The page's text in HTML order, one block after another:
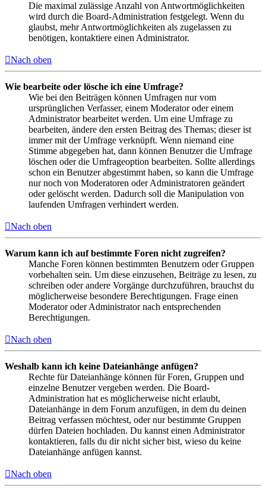
Die maximal zulässige Anzahl von Antwortmöglichkeiten
wird durch die Board-Administration festgelegt. Wenn du
glaubst, mehr Antwortmöglichkeiten als zugelassen zu
benötigen, kontaktiere einen Administrator.
Nach oben
Wie bearbeite oder lösche ich eine Umfrage?
Wie bei den Beiträgen können Umfragen nur vom
ursprünglichen Verfasser, einem Moderator oder einem
Administrator bearbeitet werden. Um eine Umfrage zu
bearbeiten, ändere den ersten Beitrag des Themas; dieser ist
immer mit der Umfrage verknüpft. Wenn niemand eine
Stimme abgegeben hat, dann können Benutzer die Umfrage
löschen oder die Umfrageoption bearbeiten. Sollte allerdings
schon ein Benutzer abgestimmt haben, so kann die Umfrage
nur noch von Moderatoren oder Administratoren geändert
oder gelöscht werden. Dadurch soll die Manipulation von
laufenden Umfragen verhindert werden.
Nach oben
Warum kann ich auf bestimmte Foren nicht zugreifen?
Manche Foren können bestimmten Benutzern oder Gruppen
vorbehalten sein. Um diese einzusehen, Beiträge zu lesen, zu
schreiben oder andere Vorgänge durchzuführen, brauchst du
möglicherweise besondere Berechtigungen. Frage einen
Moderator oder Administrator nach entsprechenden
Berechtigungen.
Nach oben
Weshalb kann ich keine Dateianhänge anfügen?
Rechte für Dateianhänge können für Foren, Gruppen und
einzelne Benutzer vergeben werden. Die Board-
Administration hat es möglicherweise nicht erlaubt,
Dateianhänge in dem Forum anzufügen, in dem du deinen
Beitrag verfassen möchtest, oder nur bestimmte Gruppen
dürfen Dateien hochladen. Du kannst einen Administrator
kontaktieren, falls du dir nicht sicher bist, wieso du keine
Dateianhänge anfügen kannst.
Nach oben